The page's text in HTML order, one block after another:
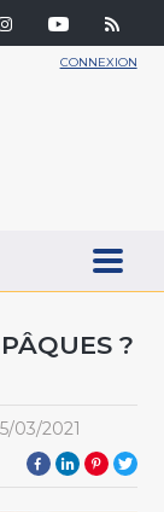
CONNEXION
?
03/2021